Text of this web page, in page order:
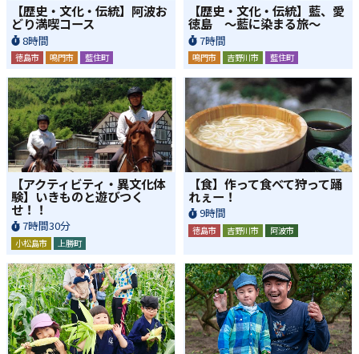
【歴史・文化・伝統】阿波お
どり満喫コース
8時間
徳島市 鳴門市 藍住町
【歴史・文化・伝統】藍、愛
徳島 ～藍に染まる旅～
7時間
鳴門市 吉野川市 藍住町
【アクティビティ・異文化体
験】いきものと遊びつく
せ！！
7時間30分
小松島市 上勝町
【食】作って食べて狩って踊
れぇー！
9時間
徳島市 吉野川市 阿波市